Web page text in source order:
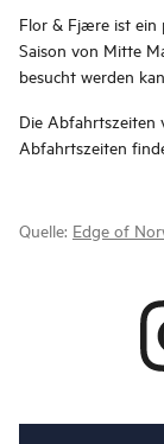
Flor & Fjære ist ein
Saison von Mitte
besucht werden
Die Abfahrtszeiten
Abfahrtszeiten
Quelle: Edge of